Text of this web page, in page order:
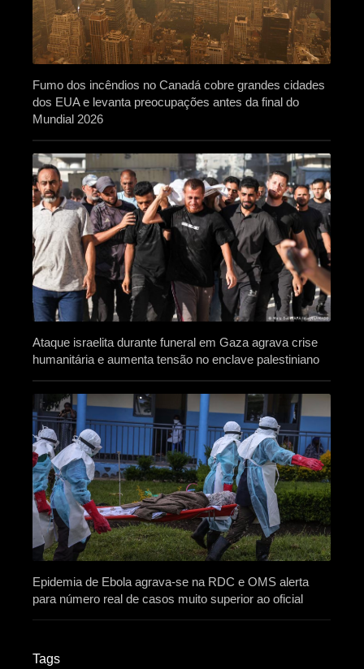
Fumo dos incêndios no Canadá cobre grandes cidades
dos EUA e levanta preocupações antes da final do
Mundial 2026
Ataque israelita durante funeral em Gaza agrava crise
humanitária e aumenta tensão no enclave palestiniano
Epidemia de Ebola agrava-se na RDC e OMS alerta
para número real de casos muito superior ao oficial
Tags